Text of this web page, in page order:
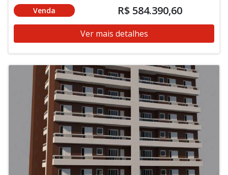
Venda R$ 584.390,60
Ver mais detalhes